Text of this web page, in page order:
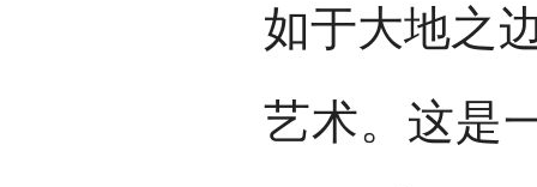
如于大地之
艺术。这是